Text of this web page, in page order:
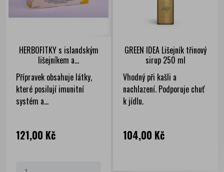
HERBOFITKY s islandským
lišejníkem a...
Přípravek obsahuje látky,
které posilují imunitní
systém a...
Cena
121,00 Kč
GREEN IDEA Lišejník třinový
sirup 250 ml
Vhodný při kašli a
nachlazení. Podporuje chuť
k jídlu.
Cena
104,00 Kč